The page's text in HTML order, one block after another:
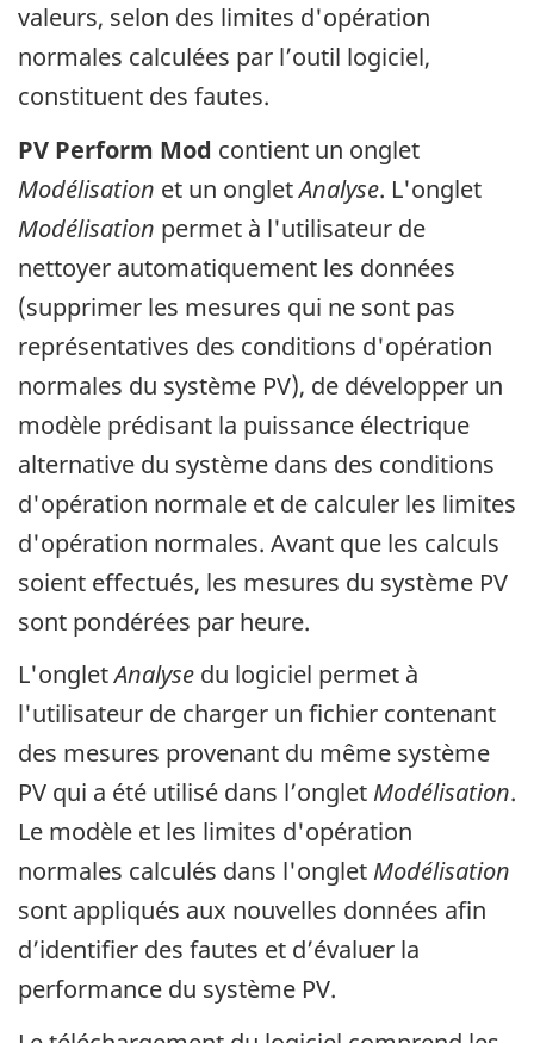
valeurs, selon des limites d'opération
normales calculées par l’outil logiciel,
constituent des fautes.
PV Perform Mod contient un onglet
Modélisation et un ongletAnalyse. L'onglet
Modélisation permet à l'utilisateur de
nettoyer automatiquement les données
(supprimer les mesures qui ne sont pas
représentatives des conditions d'opération
normales du système PV), de développer un
modèle prédisant la puissance électrique
alternative du système dans des conditions
d'opération normale et de calculer les limites
d'opération normales. Avant que les calculs
soient effectués, les mesures du système PV
sont pondérées par heure.
L'ongletAnalyse du logiciel permet à
l'utilisateur de charger un fichier contenant
des mesures provenant du même système
PV qui a été utilisé dans l’onglet Modélisation.
Le modèle et les limites d'opération
normales calculés dans l'onglet Modélisation
sont appliqués aux nouvelles données afin
d’identifier des fautes et d’évaluer la
performance du système PV.